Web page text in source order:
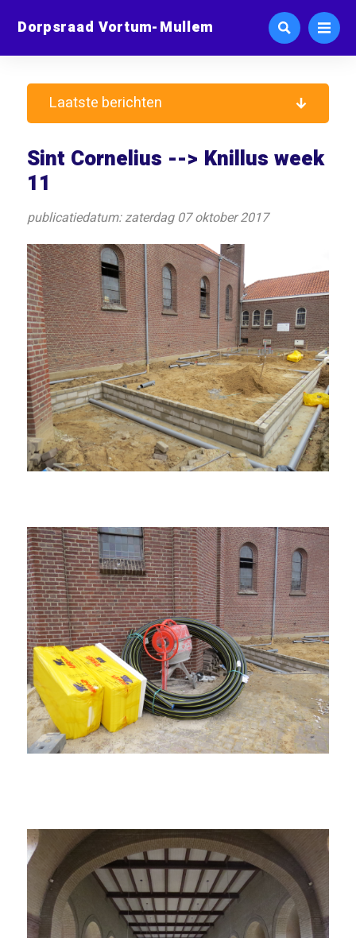
Dorpsraad Vortum-Mullem
Sint Cornelius --> Knillus week
11
publicatiedatum: zaterdag 07 oktober 2017
Laatste berichten